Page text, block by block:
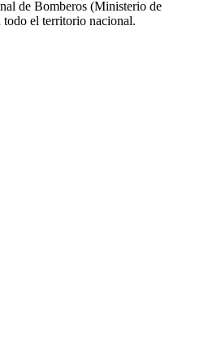
de Bomberos (Ministerio de
todo el territorio nacional.